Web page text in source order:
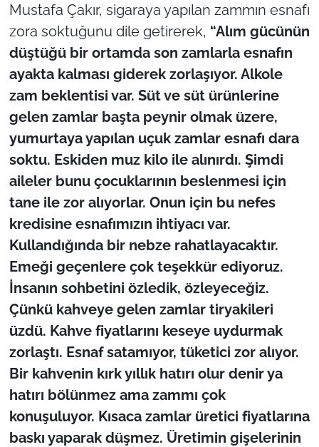
Mustafa Çakır, sigaraya yapılan zammın esnafı
zora soktuğunu dile getirerek, “Alım gücünün
düştüğü bir ortamda son zamlarla esnafın
ayakta kalması giderek zorlaşıyor. Alkole
zam beklentisi var. Süt ve süt ürünlerine
gelen zamlar başta peynir olmak üzere,
yumurtaya yapılan uçuk zamlar esnafı dara
soktu. Eskiden muz kilo ile alınırdı. Şimdi
aileler bunu çocuklarının beslenmesi için
tane ile zor alıyorlar. Onun için bu nefes
kredisine esnafımızın ihtiyacı var.
Kullandığında bir nebze rahatlayacaktır.
Emeği geçenlere çok teşekkür ediyoruz.
İnsanın sohbetini özledik, özleyeceğiz.
Çünkü kahveye gelen zamlar tiryakileri
üzdü. Kahve fiyatlarını keseye uydurmak
zorlaştı. Esnaf satamıyor, tüketici zor alıyor.
Bir kahvenin kırk yıllık hatırı olur denir ya
hatırı bölünmez ama zammı çok
konuşuluyor. Kısaca zamlar üretici fiyatlarına
baskı yaparak düşmez. Üretimin gişelerinin
Gündem-Eğitim